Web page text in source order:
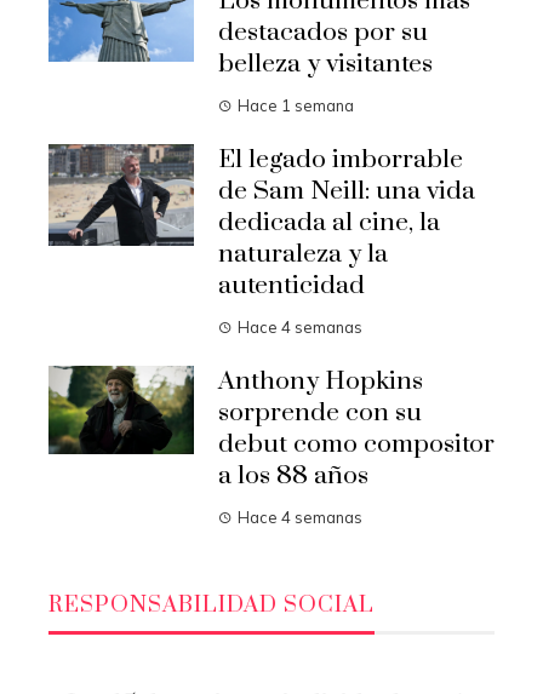
destacados por su
belleza y visitantes
Hace 1 semana
El legado imborrable
de Sam Neill: una vida
dedicada al cine, la
naturaleza y la
autenticidad
Hace 4 semanas
Anthony Hopkins
sorprende con su
debut como compositor
a los 88 años
Hace 4 semanas
RESPONSABILIDAD SOCIAL